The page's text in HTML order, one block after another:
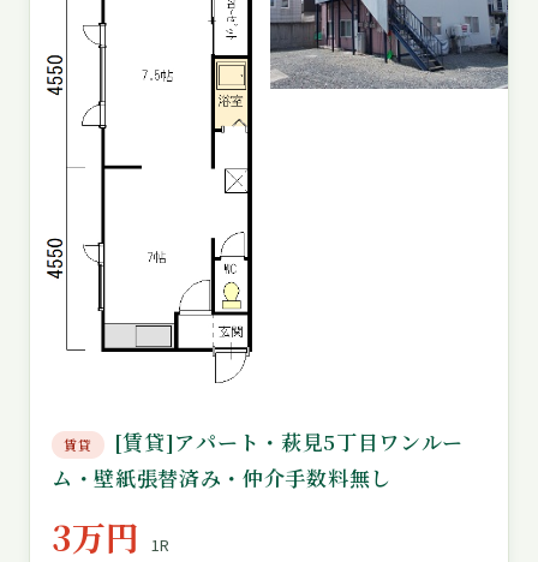
賃貸
[賃貸]アパート・萩見5丁目ワンルー
ム・壁紙張替済み・仲介手数料無し
3万円 1R